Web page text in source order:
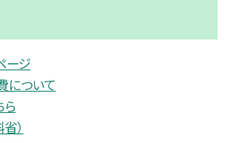
ージ
について
）